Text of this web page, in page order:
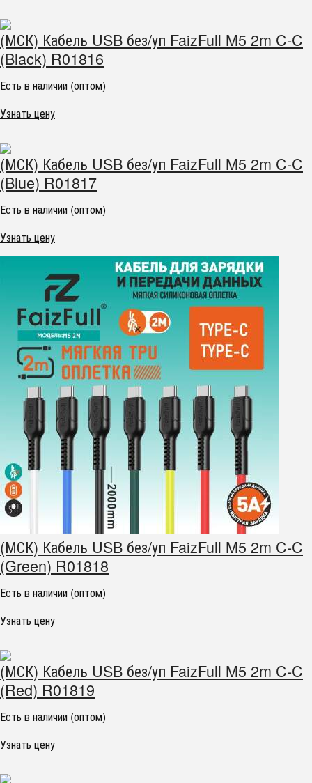
(МСК) Кабель USB без/уп FaizFull M5 2m C-C
(Black) R01816
Есть в наличии (оптом)
Узнать цену
(МСК) Кабель USB без/уп FaizFull M5 2m C-C
(Blue) R01817
Есть в наличии (оптом)
Узнать цену
(МСК) Кабель USB без/уп FaizFull M5 2m C-C
(Green) R01818
Есть в наличии (оптом)
Узнать цену
(МСК) Кабель USB без/уп FaizFull M5 2m C-C
(Red) R01819
Есть в наличии (оптом)
Узнать цену